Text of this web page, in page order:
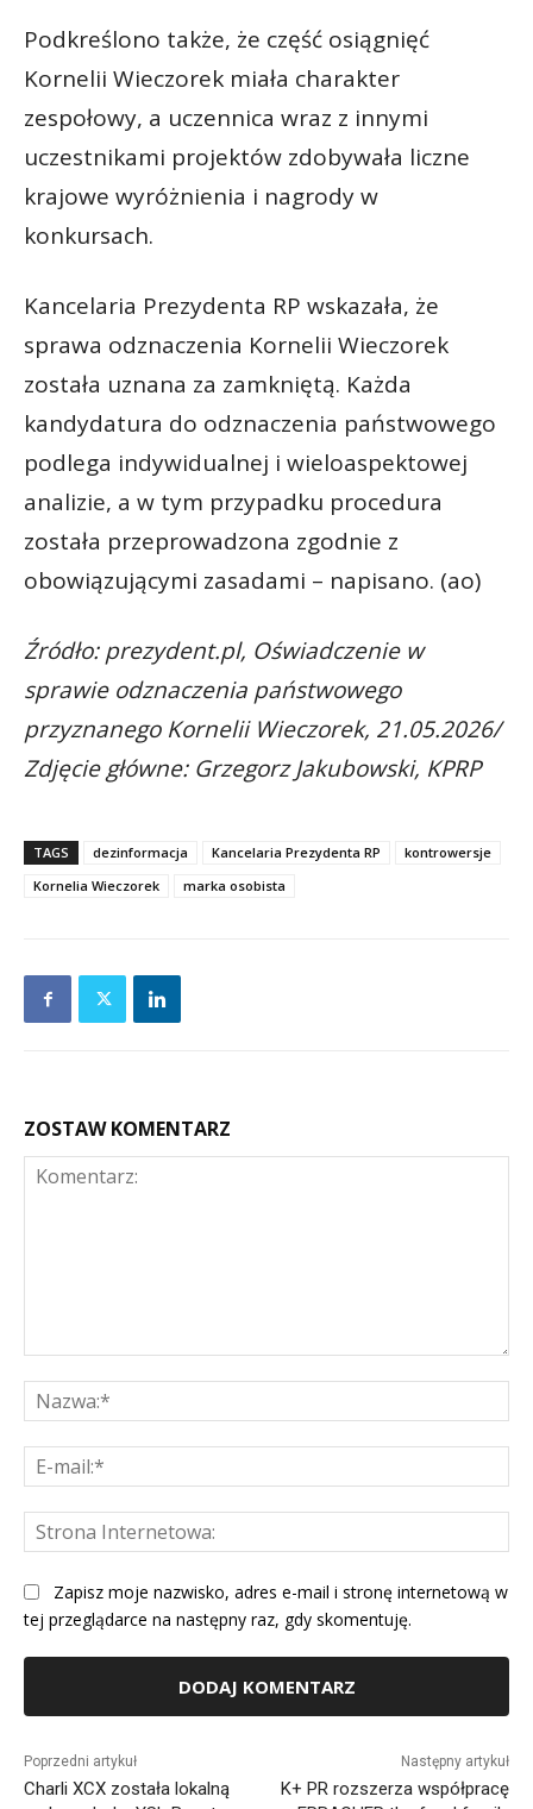
Podkreślono także, że część osiągnięć
Kornelii Wieczorek miała charakter
zespołowy, a uczennica wraz z innymi
uczestnikami projektów zdobywała liczne
krajowe wyróżnienia i nagrody w
konkursach.
Kancelaria Prezydenta RP wskazała, że
sprawa odznaczenia Kornelii Wieczorek
została uznana za zamkniętą. Każda
kandydatura do odznaczenia państwowego
podlega indywidualnej i wieloaspektowej
analizie, a w tym przypadku procedura
została przeprowadzona zgodnie z
obowiązującymi zasadami – napisano. (ao)
Źródło: prezydent.pl, Oświadczenie w
sprawie odznaczenia państwowego
przyznanego Kornelii Wieczorek, 21.05.2026/
Zdjęcie główne: Grzegorz Jakubowski, KPRP
TAGS dezinformacja Kancelaria Prezydenta RP
kontrowersje
Kornelia Wieczorek
marka osobista
ZOSTAW KOMENTARZ
Zapisz moje nazwisko, adres e-mail i stronę internetową w
tej przeglądarce na następny raz, gdy skomentuję.
Poprzedni artykuł
Charli XCX została lokalną
Następny artykuł
K+ PR rozszerza współpracę